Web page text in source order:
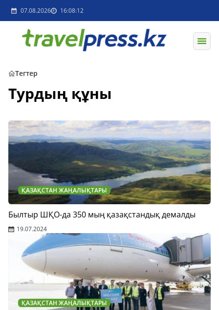
07.08.2026 16:08:12
Тегтер
Турдың құны
ҚАЗАҚСТАН ЖАҢАЛЫҚТАРЫ
Былтыр ШҚО-да 350 мың қазақстандық демалды
19.07.2024
ҚАЗАҚСТАН ЖАҢАЛЫҚТАРЫ